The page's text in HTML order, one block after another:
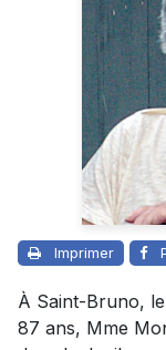
Imprimer
À Saint-Bruno, le
87 ans, Mme